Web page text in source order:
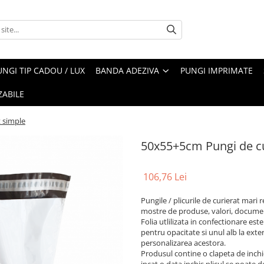
TIP CADOU / LUX BANDA ADEZIVA PUNGI IMPRIMATE
simple
50x55+5cm Pungi de
106,76 Lei
Pungile / plicurile de curierat mari
mostre de produse, valori,
Folia utlilizata in confectionare
pentru opacitate si unul alb la
personalizarea acestora.
Produsul contine o clapeta de